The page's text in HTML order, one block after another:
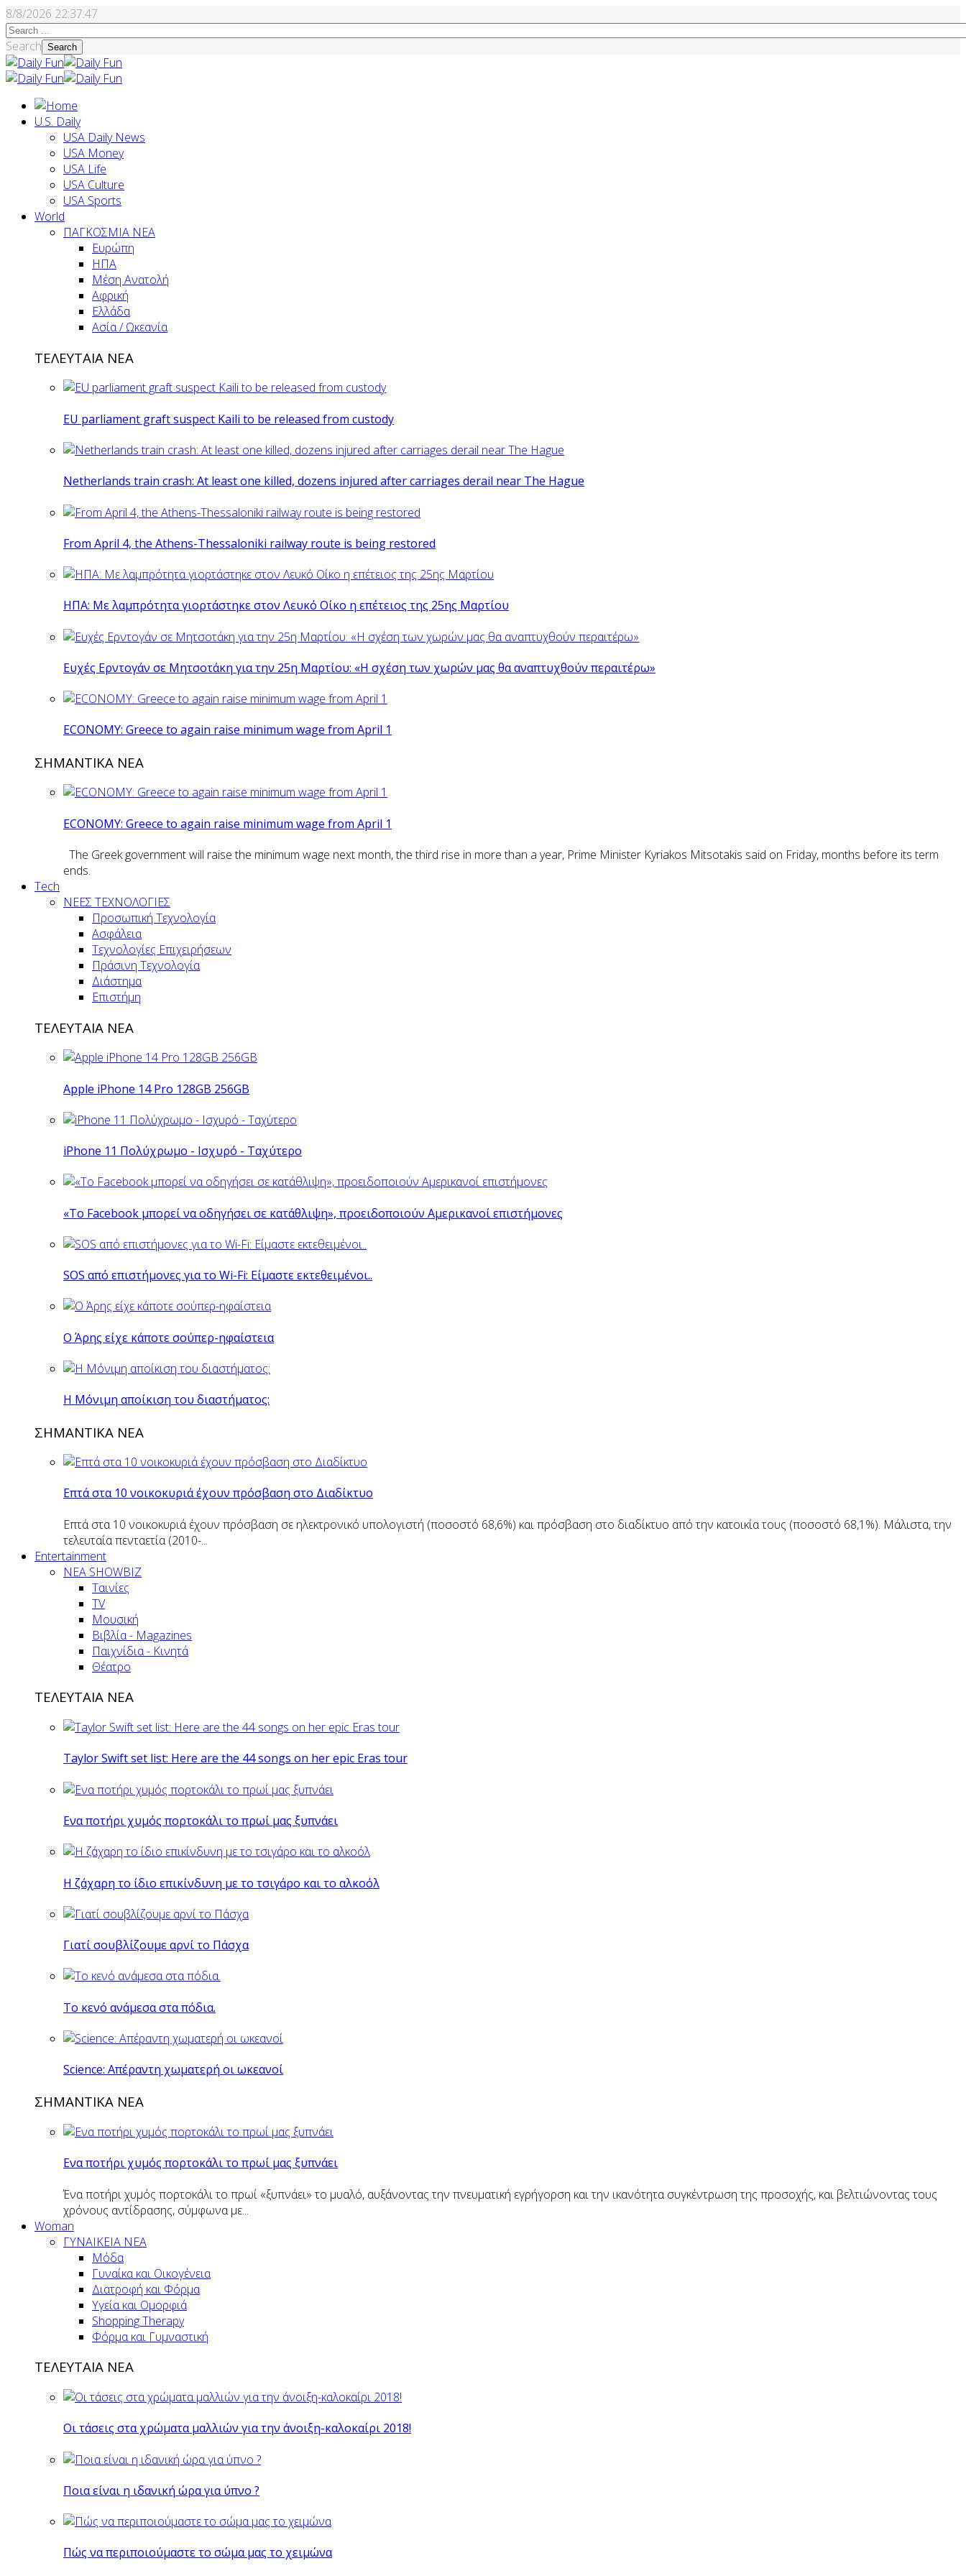
8/8/2026 22:37:48
Search Search
U.S. Daily
USA Daily News
USA Money
USA Life
USA Culture
USA Sports
World
ΠΑΓΚΟΣΜΙΑ ΝΕΑ
Ευρώπη
ΗΠΑ
Μέση Ανατολή
Αφρική
Ελλάδα
Ασία / Ωκεανία
ΤΕΛΕΥΤΑΙΑ ΝΕΑ
EU parliament graft suspect Kaili to be released from custody
Netherlands train crash: At least one killed, dozens injured after carriages derail near The Hague
From April 4, the Athens-Thessaloniki railway route is being restored
ΗΠΑ: Με λαμπρότητα γιορτάστηκε στον Λευκό Οίκο η επέτειος της 25ης Μαρτίου
Ευχές Ερντογάν σε Μητσοτάκη για την 25η Μαρτίου: «Η σχέση των χωρών μας θα αναπτυχθούν περαιτέρω»
ECONOMY: Greece to again raise minimum wage from April 1
ΣΗΜΑΝΤΙΚΑ ΝΕΑ
ECONOMY: Greece to again raise minimum wage from April 1
The Greek government will raise the minimum wage next month, the third rise in more than a year, Prime Minister Kyriakos Mitsotakis said on Friday, months before its term
ends.
Tech
ΝΕΕΣ ΤΕΧΝΟΛΟΓΙΕΣ
Προσωπική Τεχνολογία
Ασφάλεια
Τεχνολογίες Επιχειρήσεων
Πράσινη Τεχνολογία
Διάστημα
Επιστήμη
ΤΕΛΕΥΤΑΙΑ ΝΕΑ
Apple iPhone 14 Pro 128GB 256GB
iPhone 11 Πολύχρωμο - Ισχυρό - Ταχύτερο
«Το Facebook μπορεί να οδηγήσει σε κατάθλιψη», προειδοποιούν Αμερικανοί επιστήμονες
SOS από επιστήμονες για το Wi-Fi: Είμαστε εκτεθειμένοι..
O Άρης είχε κάποτε σούπερ-ηφαίστεια
H Mόνιμη αποίκιση του διαστήματος:
ΣΗΜΑΝΤΙΚΑ ΝΕΑ
Επτά στα 10 νοικοκυριά έχουν πρόσβαση στο Διαδίκτυο
Επτά στα 10 νοικοκυριά έχουν πρόσβαση σε ηλεκτρονικό υπολογιστή (ποσοστό 68,6%) και πρόσβαση στο διαδίκτυο από την κατοικία τους (ποσοστό 68,1%). Μάλιστα, την
τελευταία πενταετία (2010-...
Entertainment
ΝΕΑ SHOWBIZ
Ταινίες
TV
Μουσική
Βιβλία - Magazines
Παιχνίδια - Κινητά
Θέατρο
ΤΕΛΕΥΤΑΙΑ ΝΕΑ
Taylor Swift set list: Here are the 44 songs on her epic Eras tour
Eνα ποτήρι χυμός πορτοκάλι το πρωί μας ξυπνάει
Η ζάχαρη το ίδιο επικίνδυνη με το τσιγάρο και το αλκοόλ
Γιατί σουβλίζουμε αρνί το Πάσχα
Το κενό ανάμεσα στα πόδια.
Science: Απέραντη χωματερή οι ωκεανοί
ΣΗΜΑΝΤΙΚΑ ΝΕΑ
Eνα ποτήρι χυμός πορτοκάλι το πρωί μας ξυπνάει
Ένα ποτήρι χυμός πορτοκάλι το πρωί «ξυπνάει» το μυαλό, αυξάνοντας την πνευματική εγρήγορση και την ικανότητα συγκέντρωση της προσοχής, και βελτιώνοντας τους
χρόνους αντίδρασης, σύμφωνα με...
Woman
ΓΥΝΑΙΚΕΙΑ ΝΕΑ
Μόδα
Γυναίκα και Οικογένεια
Διατροφή και Φόρμα
Υγεία και Ομορφιά
Shopping Therapy
Φόρμα και Γυμναστική
ΤΕΛΕΥΤΑΙΑ ΝΕΑ
Οι τάσεις στα χρώματα μαλλιών για την άνοιξη-καλοκαίρι 2018!
Ποια είναι η ιδανική ώρα για ύπνο ?
Πώς να περιποιούμαστε το σώμα μας το χειμώνα